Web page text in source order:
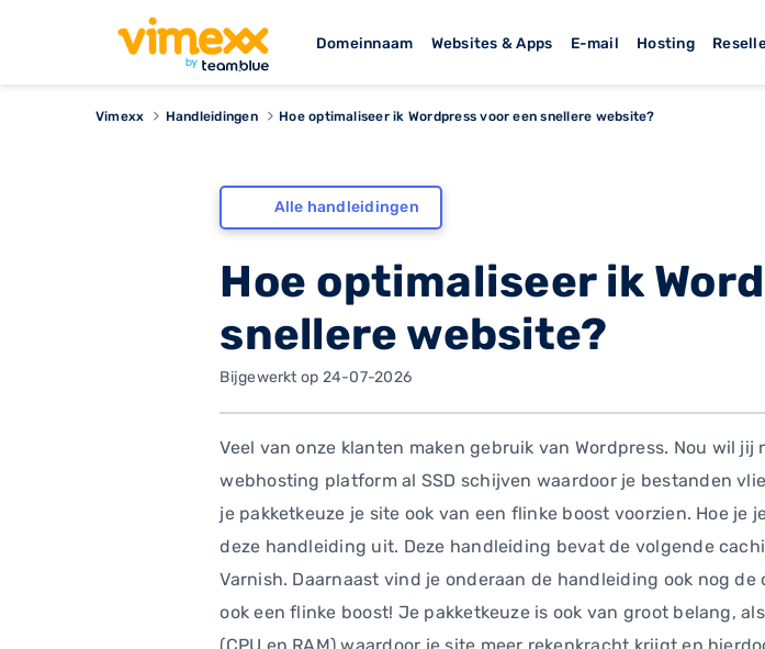
Domeinnaam Websites & Apps E-mail Hosting
Vimexx Handleidingen Hoe optimaliseer ik Wordpress voor een snellere website?
Alle handleidingen
Hoe optimaliseer ik
snellere website?
Bijgewerkt op 24-07-2026
Veel van onze klanten maken gebruik van Wordpress. Nou wil
webhosting platform al SSD schijven waardoor je bestanden
je pakketkeuze je site ook van een flinke boost voorzien. Hoe
deze handleiding uit. Deze handleiding bevat de volgende
Varnish. Daarnaast vind je onderaan de handleiding ook nog
ook een flinke boost! Je pakketkeuze is ook van groot belang,